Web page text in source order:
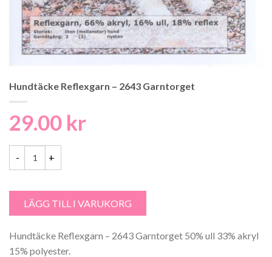
Hundtäcke Reflexgarn – 2643 Garntorget
29.00 kr
LÄGG TILL I VARUKORG
Hundtäcke Reflexgarn – 2643 Garntorget 50% ull 33% akryl
15% polyester.